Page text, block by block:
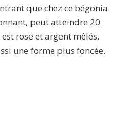
que chez ce bégonia.
peut atteindre 20
rose et argent mêlés,
une forme plus foncée.